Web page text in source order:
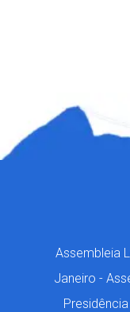
Assembleia
Janeiro -